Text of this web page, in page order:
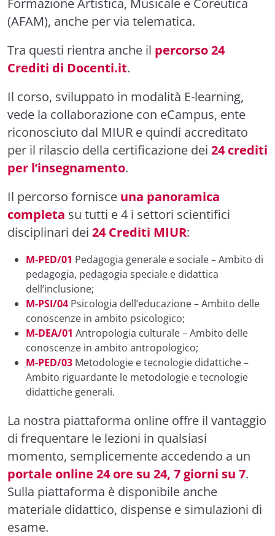
(AFAM), anche per via telematica.
Tra questi rientra anche il percorso 24
Crediti di Docenti.it.
Il corso, sviluppato in modalità E-learning,
vede la collaborazione con eCampus, ente
riconosciuto dal MIUR e quindi accreditato
per il rilascio della certificazione dei 24 crediti
per l’insegnamento.
Il percorso fornisce una panoramica
completa su tutti e 4 i settori scientifici
disciplinari dei 24 Crediti MIUR:
M-PED/01 Pedagogia generale e sociale – Ambito di
pedagogia, pedagogia speciale e didattica
dell’inclusione;
M-PSI/04 Psicologia dell’educazione – Ambito delle
conoscenze in ambito psicologico;
M-DEA/01 Antropologia culturale – Ambito delle
conoscenze in ambito antropologico;
M-PED/03 Metodologie e tecnologie didattiche –
Ambito riguardante le metodologie e tecnologie
didattiche generali.
La nostra piattaforma online offre il vantaggio
di frequentare le lezioni in qualsiasi
momento, semplicemente accedendo a un
portale online 24 ore su 24, 7 giorni su 7.
Sulla piattaforma è disponibile anche
materiale didattico, dispense e simulazioni di
esame.